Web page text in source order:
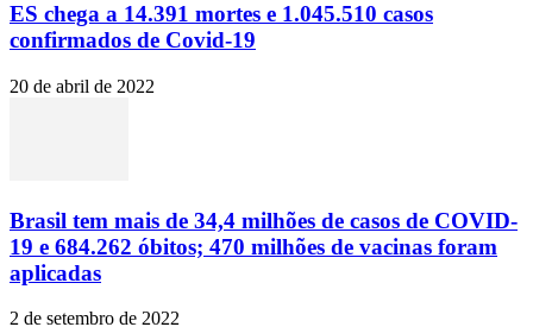
ES chega a 14.391 mortes e 1.045.510 casos
confirmados de Covid-19
20 de abril de 2022
Brasil tem mais de 34,4 milhões de casos de COVID-
19 e 684.262 óbitos; 470 milhões de vacinas foram
aplicadas
2 de setembro de 2022